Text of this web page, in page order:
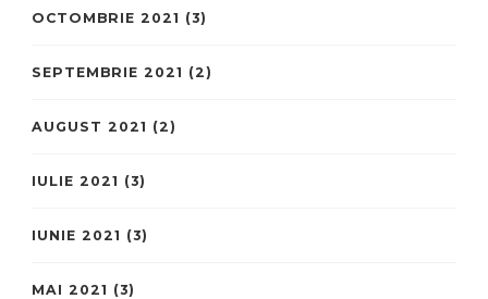
OCTOMBRIE 2021 (3)
SEPTEMBRIE 2021 (2)
AUGUST 2021 (2)
IULIE 2021 (3)
IUNIE 2021 (3)
MAI 2021 (3)